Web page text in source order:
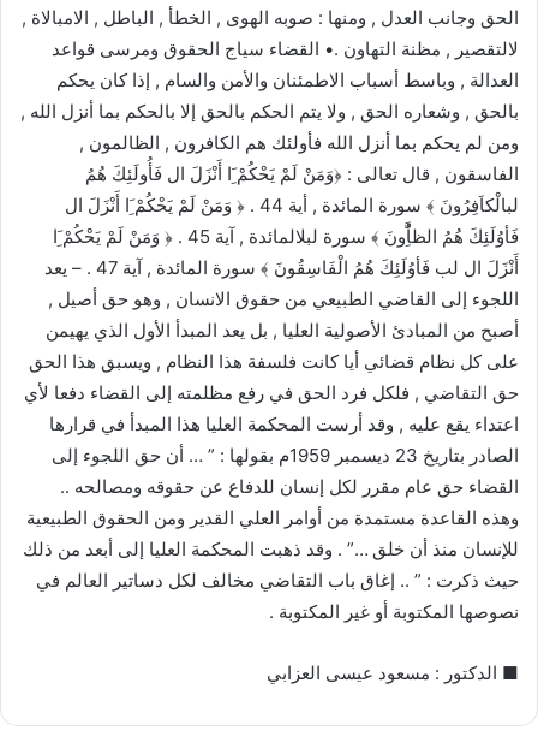
الحق وجانب العدل , ومنها : صوبه الهوى , الخطأ , الباطل , الامبالاة ,
لالتقصير , مظنة التهاون .• القضاء سياج الحقوق ومرسى قواعد
العدالة , وباسط أسباب الاطمئنان والأمن والسام , إذا كان يحكم
بالحق , وشعاره الحق , ولا يتم الحكم بالحق إلا بالحكم بما أنزل الله ,
ومن لم يحكم بما أنزل الله فأولئك هم الكافرون , الظالمون ,
الفاسقون , قال تعالى : ﴿وَمَنْ لَمْ يَحْكُمْ َِا أَنْزَلَ ال فَأُولَئِكَ هُمُ
لبالْكاَفِرُونَ ﴾ سورة المائدة , أية 44 . ﴿ وَمَنْ لَمْ يَحْكُمْ َِا أَنْزَلَ ال
فَأوُلَئِكَ هُمُ الظاَُِّونَ ﴾ سورة لبلالمائدة , آية 45 . ﴿ وَمَنْ لَمْ يَحْكُمْ َِا
أَنْزَلَ ال لب فَأوُلَئِكَ هُمُ الْفَاسِقُونَ ﴾ سورة المائدة , آية 47 . – يعد
اللجوء إلى القاضي الطبيعي من حقوق الانسان , وهو حق أصيل ,
أصبح من المبادئ الأصولية العليا , بل يعد المبدأ الأول الذي يهيمن
على كل نظام قضائي أيا كانت فلسفة هذا النظام , ويسبق هذا الحق
حق التقاضي , فلكل فرد الحق في رفع مظلمته إلى القضاء دفعا لأي
اعتداء يقع عليه , وقد أرست المحكمة العليا هذا المبدأ في قرارها
الصادر بتاريخ 23 ديسمبر 1959م بقولها : ” … أن حق اللجوء إلى
القضاء حق عام مقرر لكل إنسان للدفاع عن حقوقه ومصالحه ..
وهذه القاعدة مستمدة من أوامر العلي القدير ومن الحقوق الطبيعية
للإنسان منذ أن خلق …” . وقد ذهبت المحكمة العليا إلى أبعد من ذلك
حيث ذكرت : ” .. إغاق باب التقاضي مخالف لكل دساتير العالم في
نصوصها المكتوبة أو غير المكتوبة .
■ الدكتور : مسعود عيسى العزابي